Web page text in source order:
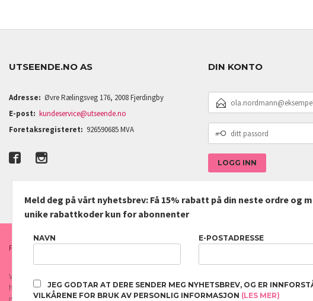
UTSEENDE.NO AS
Adresse: Øvre Rælingsveg 176, 2008 Fjerdingby
E-post: kundeservice@utseende.no
Foretaksregisteret: 926590685 MVA
DIN KONTO
POSTADRESSE
PASSORD
FRAKT SIKKERHET OG PERSONVERN
Vår nettbutikk bruker cookies slik at du får en bedre kjøpsopplevelse og vi kan yte deg bedre
hovedsaklig til å lagre innloggingsdetaljer og huske hva du har puttet i handlekurven din.
Meld deg på vårt nyhetsbrev: Få 15% rabatt på din neste ordre og
unike rabattkoder kun for abonnenter
NAVN E-POSTADRESSE
JEG GODTAR AT DERE SENDER MEG NYHETSBREV, OG ER
VILKÅRENE FOR BRUK AV PERSONLIG INFORMASJON (LES MER)